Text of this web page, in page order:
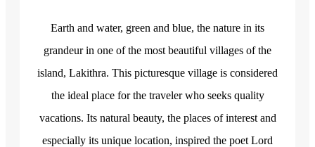
Earth and water, green and blue, the nature in its
grandeur in one of the most beautiful villages of the
island, Lakithra. This picturesque village is considered
the ideal place for the traveler who seeks quality
vacations. Its natural beauty, the places of interest and
especially its unique location, inspired the poet Lord